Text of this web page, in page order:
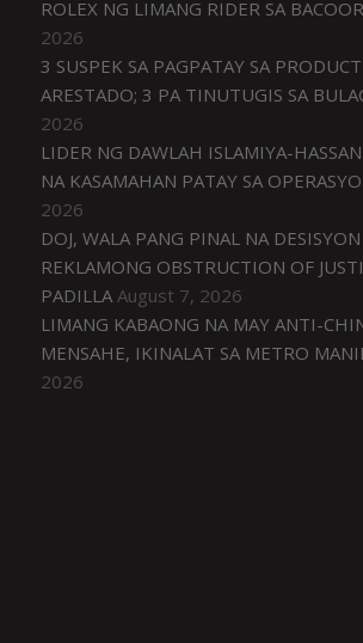
ROLEX NG LIMANG RIDER SA BACOOR
2026
3 SUSPEK SA PAGPATAY SA
ARESTADO; 3 PA TINUTUGIS SA
2026
LIDER NG DAWLAH ISLAMIYA-
NA KASAMAHAN PATAY SA
2026
DOJ, WALA PANG PINAL NA DESISYON
REKLAMONG OBSTRUCTION OF
PADILLA August 7, 2026
LIMANG KABAONG NA MAY ANTI-
MENSAHE, IKINALAT SA METRO
2026